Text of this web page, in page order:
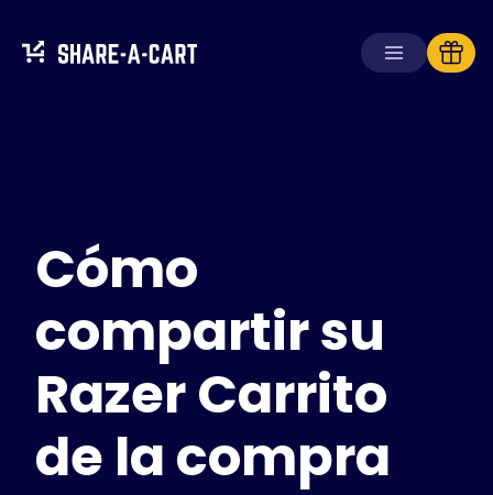
Para consumidores
Para escuelas
Para empresas
Obtén Plus+
Iniciar sesión
Cómo
compartir su
Razer Carrito
de la compra